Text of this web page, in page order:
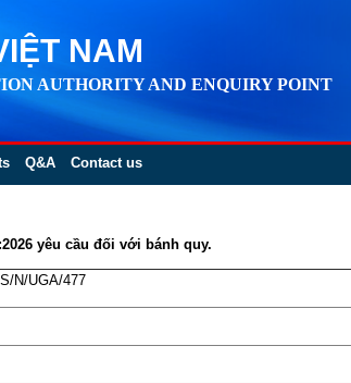
NAM
AUTHORITY AND ENQUIRY POINT
Q&A Contact us
yêu cầu đối với bánh quy.
N/UGA/477